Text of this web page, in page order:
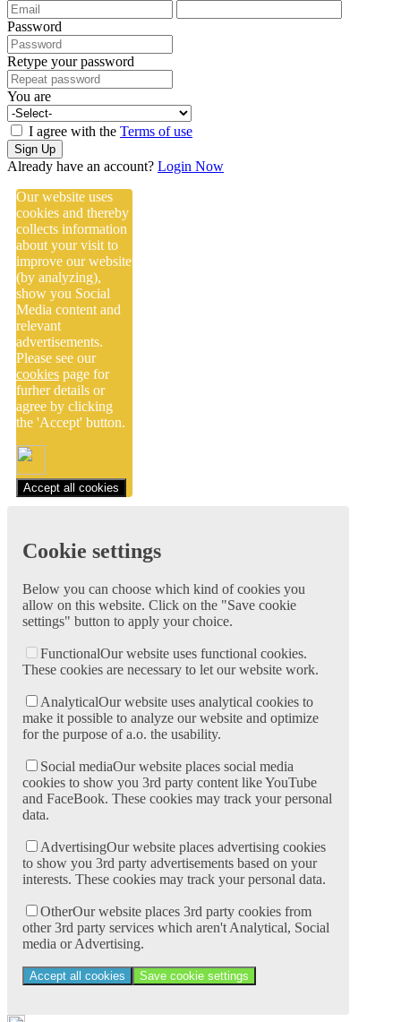
Password
Retype your password
You are
I agree with the Terms of use
Sign Up
Already have an account? Login Now
Our website uses
cookies and thereby
collects information
about your visit to
improve our website
(by analyzing),
show you Social
Media content and
relevant
advertisements.
Please see our
cookies page for
furher details or
agree by clicking
the 'Accept' button.
Accept all cookies
Cookie settings
Below you can choose which kind of cookies you
allow on this website. Click on the "Save cookie
settings" button to apply your choice.
FunctionalOur website uses functional cookies.
These cookies are necessary to let our website work.
AnalyticalOur website uses analytical cookies to
make it possible to analyze our website and optimize
for the purpose of a.o. the usability.
Social mediaOur website places social media
cookies to show you 3rd party content like YouTube
and FaceBook. These cookies may track your personal
data.
AdvertisingOur website places advertising cookies
to show you 3rd party advertisements based on your
interests. These cookies may track your personal data.
OtherOur website places 3rd party cookies from
other 3rd party services which aren't Analytical, Social
media or Advertising.
Accept all cookies Save cookie settings